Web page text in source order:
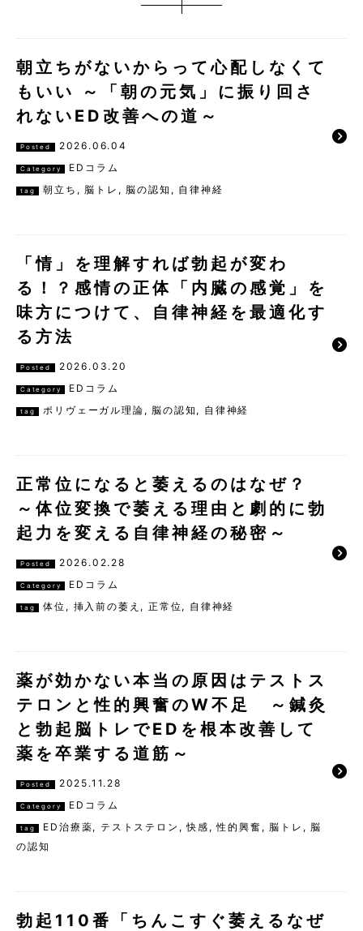
朝立ちがないからって心配しなくて
もいい ～「朝の元気」に振り回さ
れないED改善への道～
Posted 2026.06.04
Category EDコラム
tag 朝立ち , 脳トレ , 脳の認知 , 自律神経
「情」を理解すれば勃起が変わ
る！？感情の正体「内臓の感覚」を
味方につけて、自律神経を最適化す
る方法
Posted 2026.03.20
Category EDコラム
tag ポリヴェーガル理論 , 脳の認知 , 自律神経
正常位になると萎えるのはなぜ？
～体位変換で萎える理由と劇的に勃
起力を変える自律神経の秘密～
Posted 2026.02.28
Category EDコラム
tag 体位 , 挿入前の萎え ,正常位 , 自律神経
薬が効かない本当の原因はテストス
テロンと性的興奮のW不足 ～鍼灸
と勃起脳トレでEDを根本改善して
薬を卒業する道筋～
Posted 2025.11.28
Category EDコラム
tag ED治療薬,テストステロン ,快感 ,性的興奮 , 脳トレ , 脳
の認知
勃起110番「ちんこすぐ萎えるなぜ